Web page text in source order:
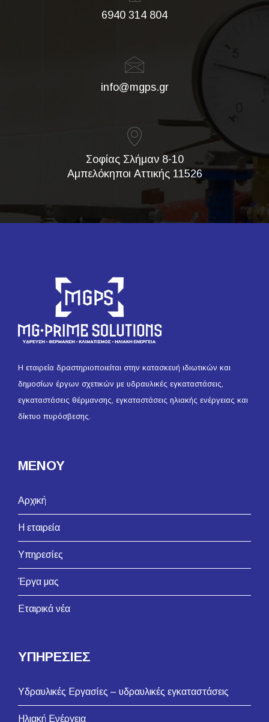
6940 314 804
info@mgps.gr
Σοφίας Σλήμαν 8-10
Αμπελόκηποι Αττικής 11526
Η εταιρεία δραστηριοποιείται στην κατασκευή ιδιωτικών και
δημοσίων έργων σχετικών με υδραυλικές εγκαταστάσεις,
εγκαταστάσεις θέρμανσης, εγκαταστάσεις ηλιακής ενέργειας και
δίκτυο πυρόσβεσης.
ΜΕΝΟΥ
Αρχική
Η εταιρεία
Υπηρεσίες
Έργα μας
Εταιρικά νέα
ΥΠΗΡΕΣΙΕΣ
Υδραυλικές Εργασίες – υδραυλικές εγκαταστάσεις
Ηλιακή Ενέργεια